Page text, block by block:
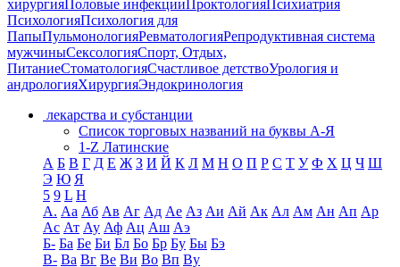
хирургияПоловые инфекцииПроктологияПсихиатрия
ПсихологияПсихология для
ПапыПульмонологияРевматологияРепродуктивная система
мужчиныСексологияСпорт, Отдых,
ПитаниеСтоматологияСчастливое детствоУрология и
андрологияХирургияЭндокринология
лекарства и субстанции
Список торговых названий на буквы А-Я
1-Z Латинские
А Б В Г Д Е Ж З И Й К Л М Н О П Р С Т У Ф Х Ц Ч Ш
Э Ю Я
5 9 L H
А. Аа Аб Ав Аг Ад Ае Аз Аи Ай Ак Ал Ам Ан Ап Ар
Ас Ат Ау Аф Ац Аш Аэ
Б- Ба Бе Би Бл Бо Бр Бу Бы Бэ
В- Ва Вг Ве Ви Во Вп Ву